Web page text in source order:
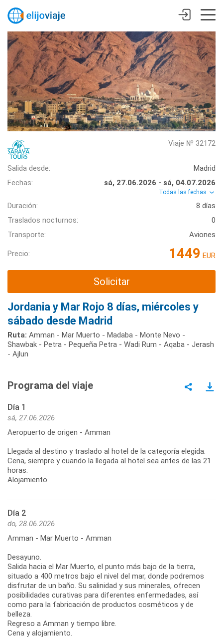
Viaje № 32172
Salida desde:
Madrid
Fechas:
sá, 27.06.2026 - sá, 04.07.2026
Todas las fechas
Duración:
8 días
Traslados nocturnos:
0
Transporte:
Aviones
Precio: 1449 EUR
Solicitar
Jordania y Mar Rojo 8 días, miércoles y
sábado desde Madrid
Ruta: Amman - Mar Muerto - Madaba - Monte Nevo -
Shawbak - Petra - Pequeña Petra - Wadi Rum - Aqaba - Jerash
- Ajlun
Programa del viaje
Día 1
sá, 27.06.2026
Aeropuerto de origen - Amman
Llegada al destino y traslado al hotel de la categoría elegida.
Cena, siempre y cuando la llegada al hotel sea antes de las 21
horas.
Alojamiento.
Día 2
do, 28.06.2026
Amman - Mar Muerto - Amman
Desayuno.
Salida hacia el Mar Muerto, el punto más bajo de la tierra,
situado a 400 metros bajo el nivel del mar, donde podremos
disfrutar de un baño. Su salinidad y sus minerales, ofrecen
posibilidades curativas para diferentes enfermedades, así
como para la fabricación de productos cosméticos y de
belleza.
Regreso a Amman y tiempo libre.
Cena y alojamiento.